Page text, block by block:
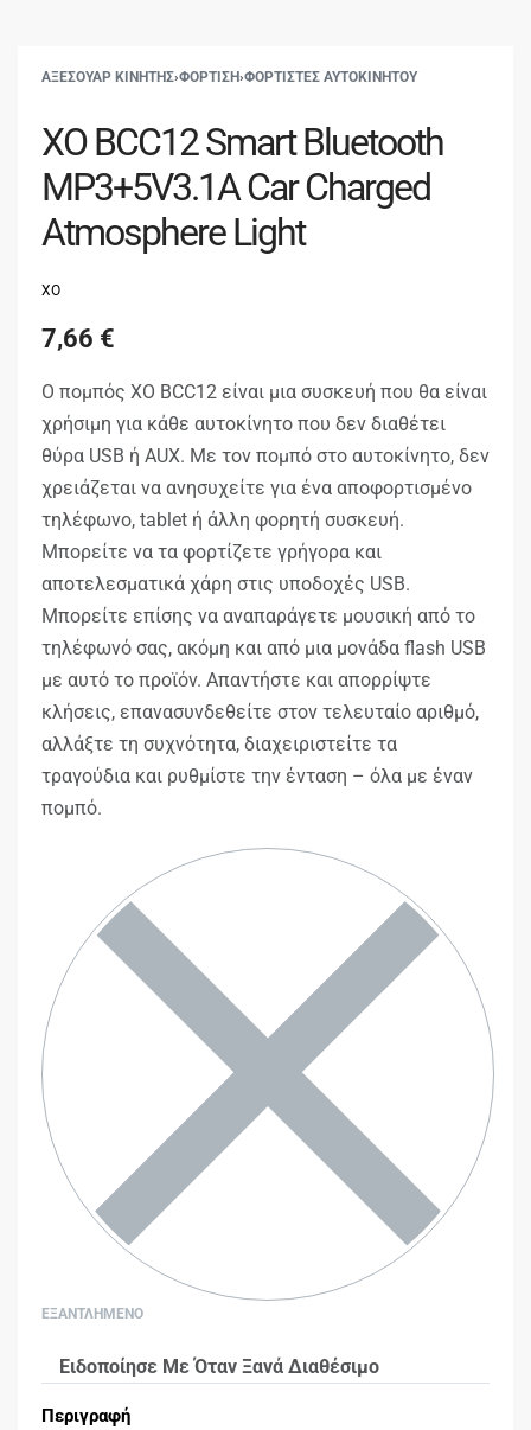
ΑΞΕΣΟΥΑΡ ΚΙΝΗΤΗΣ›ΦΟΡΤΙΣΗ›ΦΟΡΤΙΣΤΕΣ ΑΥΤΟΚΙΝΗΤΟΥ
XO BCC12 Smart Bluetooth
MP3+5V3.1A Car Charged
Atmosphere Light
XO
7,66 €
Ο πομπός XO BCC12 είναι μια συσκευή που θα είναι
χρήσιμη για κάθε αυτοκίνητο που δεν διαθέτει
θύρα USB ή AUX. Με τον πομπό στο αυτοκίνητο, δεν
χρειάζεται να ανησυχείτε για ένα αποφορτισμένο
τηλέφωνο, tablet ή άλλη φορητή συσκευή.
Μπορείτε να τα φορτίζετε γρήγορα και
αποτελεσματικά χάρη στις υποδοχές USB.
Μπορείτε επίσης να αναπαράγετε μουσική από το
τηλέφωνό σας, ακόμη και από μια μονάδα flash USB
με αυτό το προϊόν. Απαντήστε και απορρίψτε
κλήσεις, επανασυνδεθείτε στον τελευταίο αριθμό,
αλλάξτε τη συχνότητα, διαχειριστείτε τα
τραγούδια και ρυθμίστε την ένταση – όλα με έναν
πομπό.
ΕΞΑΝΤΛΗΜΕΝΟ
Ειδοποίησε Με Όταν Ξανά Διαθέσιμο
Περιγραφή